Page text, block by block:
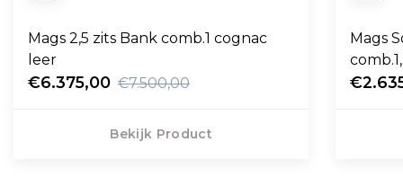
Mags 2,5 zits Bank comb.1 cognac
leer
€6.375,00 €7.500,00
Bekijk Product
Mags